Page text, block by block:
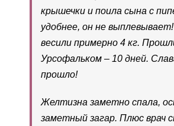
крышечки и поила сына с
удобнее, он не
весили примерно 4 кг.
Урсофальком – 10 дней.
прошло!
Желтизна заметно спала,
заметный загар. Плюс врач